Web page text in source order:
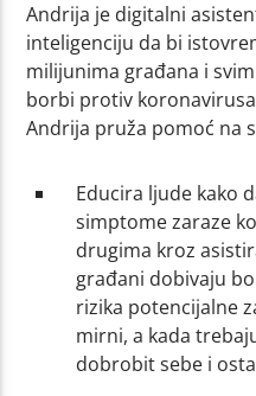
Andrija je digitalni
inteligenciju da bi
milijunima građana i
borbi protiv
Andrija pruža pomoć na
Educira ljude kako
simptome zaraze
drugima kroz
građani dobivaju
rizika potencijalne
mirni, a kada
dobrobit sebe i